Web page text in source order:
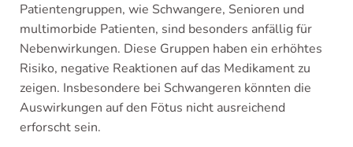
Patientengruppen, wie Schwangere, Senioren und
multimorbide Patienten, sind besonders anfällig für
Nebenwirkungen. Diese Gruppen haben ein erhöhtes
Risiko, negative Reaktionen auf das Medikament zu
zeigen. Insbesondere bei Schwangeren könnten die
Auswirkungen auf den Fötus nicht ausreichend
erforscht sein.